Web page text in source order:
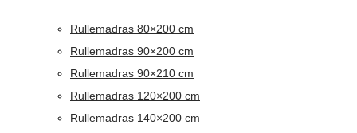
Rullemadras 80×200 cm
Rullemadras 90×200 cm
Rullemadras 90×210 cm
Rullemadras 120×200 cm
Rullemadras 140×200 cm